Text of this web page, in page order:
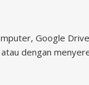
Google
dengan